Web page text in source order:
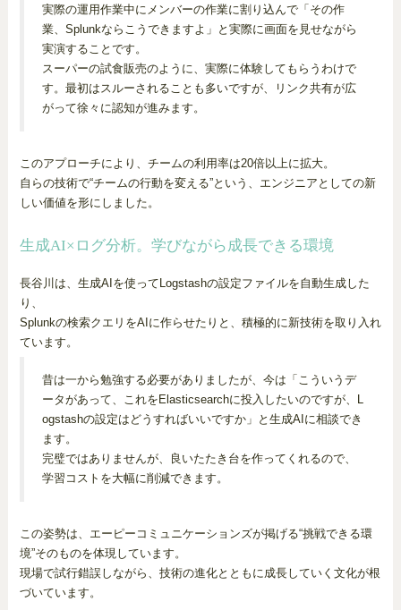
実際の運用作業中にメンバーの作業に割り込んで「その作
業、Splunkならこうできますよ」と実際に画面を見せながら
実演することです。
スーパーの試食販売のように、実際に体験してもらうわけで
す。最初はスルーされることも多いですが、リンク共有が広
がって徐々に認知が進みます。
このアプローチにより、チームの利用率は20倍以上に拡大。
自らの技術で“チームの行動を変える”という、エンジニアとしての新
しい価値を形にしました。
生成AI×ログ分析。学びながら成長できる環境
長谷川は、生成AIを使ってLogstashの設定ファイルを自動生成した
り、
Splunkの検索クエリをAIに作らせたりと、積極的に新技術を取り入れ
ています。
昔は一から勉強する必要がありましたが、今は「こういうデ
ータがあって、これをElasticsearchに投入したいのですが、L
ogstashの設定はどうすればいいですか」と生成AIに相談でき
ます。
完璧ではありませんが、良いたたき台を作ってくれるので、
学習コストを大幅に削減できます。
この姿勢は、エーピーコミュニケーションズが掲げる“挑戦できる環
境”そのものを体現しています。
現場で試行錯誤しながら、技術の進化とともに成長していく文化が根
づいています。